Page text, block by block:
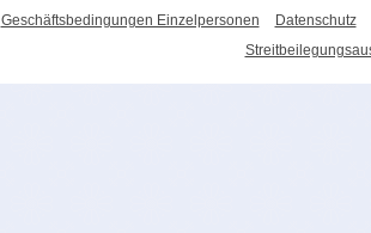
Geschäftsbedingungen Einzelpersonen
Datenschutz